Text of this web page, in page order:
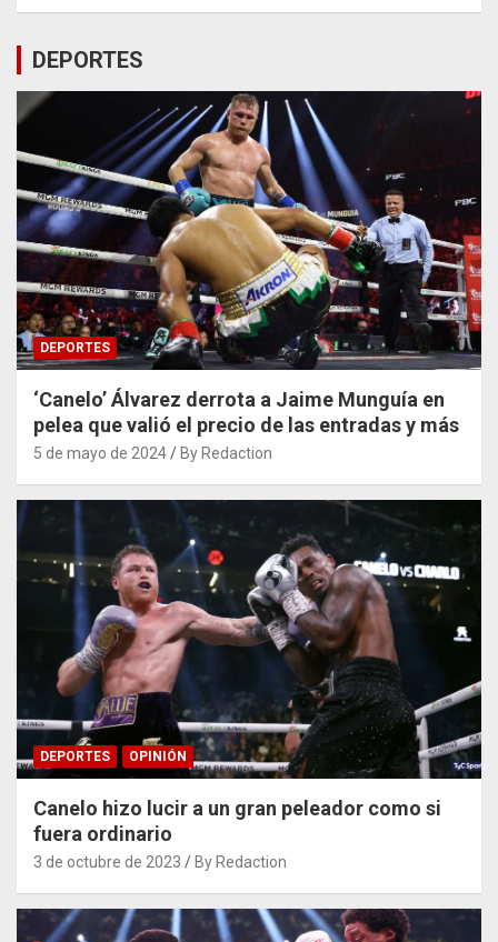
DEPORTES
DEPORTES
‘Canelo’ Álvarez derrota a Jaime Munguía en
pelea que valió el precio de las entradas y más
5 de mayo de 2024 By Redaction
DEPORTES OPINIÓN
Canelo hizo lucir a un gran peleador como si
fuera ordinario
3 de octubre de 2023 By Redaction